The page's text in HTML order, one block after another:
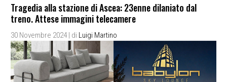
Tragedia alla stazione di Ascea: 23enne dilaniato dal
treno. Attese immagini telecamere
30 Novembre 2024 | di Luigi Martino